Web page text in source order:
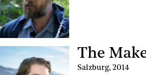
The
Salzburg,2014